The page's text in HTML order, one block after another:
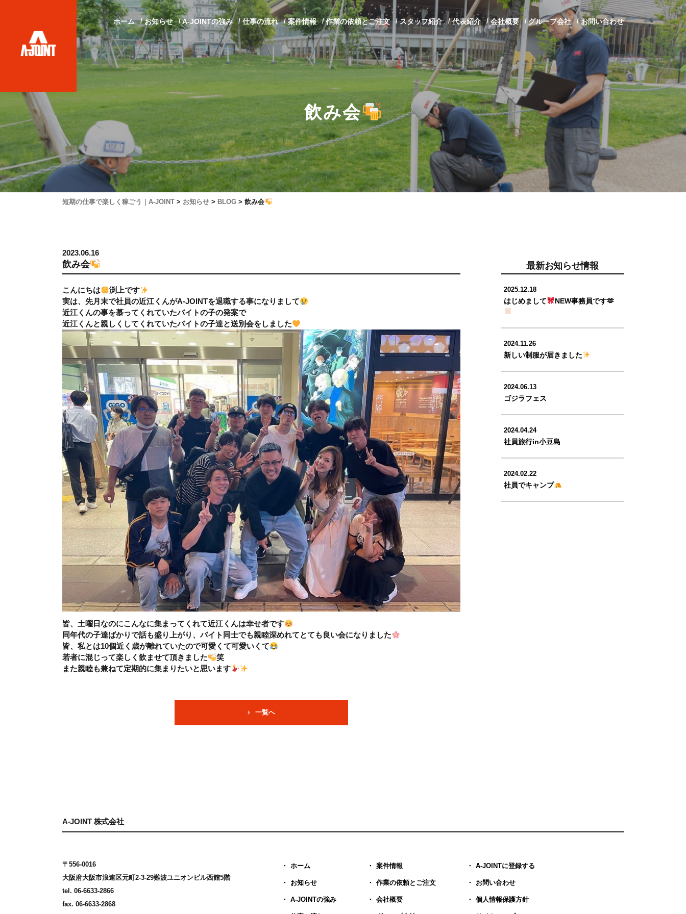
ホーム お知らせ A-JOINTの強み 仕事の流れ 案件情報 作業の依頼とご注文 スタッフ紹介 代表紹介 会社概要 グループ会社 お問い合わせ
飲み会
短期の仕事で楽しく稼ごう｜A-JOINT > お知らせ > BLOG > 飲み会
2023.06.16
飲み会
こんにちは
渕上です
実は、先月末で社員の近江くんがA-JOINTを退職する事になりまして
近江くんの事を慕ってくれていたバイトの子の発案で
近江くんと親しくしてくれていたバイトの子達と送別会をしました
皆、土曜日なのにこんなに集まってくれて近江くんは幸せ者です
同年代の子達ばかりで話も盛り上がり、バイト同士でも親睦深めれてとても良い会になりました
皆、私とは10個近く歳が離れていたので可愛くて可愛いくて
若者に混じって楽しく飲ませて頂きました
笑
また親睦も兼ねて定期的に集まりたいと思います
一覧へ
最新お知らせ情報
2025.12.18
はじめまして NEW事務員です🫶
2024.11.26
新しい制服が届きました
2024.06.13
ゴジラフェス
2024.04.24
社員旅行in小豆島
2024.02.22
社員でキャンプ
A-JOINT 株式会社
〒556-0016
大阪府大阪市浪速区元町2-3-29難波ユニオンビル西館5階
tel. 06-6633-2866
fax. 06-6633-2868
ホーム
お知らせ
A-JOINTの強み
案件情報
作業の依頼とご注文
会社概要
A-JOINTに登録する
お問い合わせ
個人情報保護方針